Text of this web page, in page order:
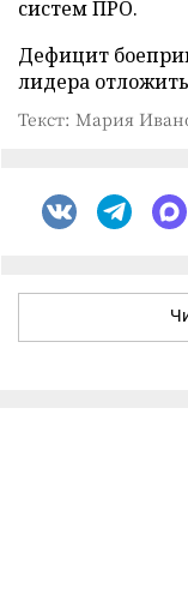
систем ПРО.
Дефицит
лидера
Текст: Мария